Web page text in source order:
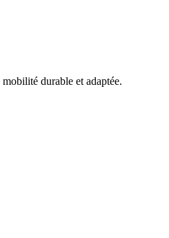
durable et adaptée.